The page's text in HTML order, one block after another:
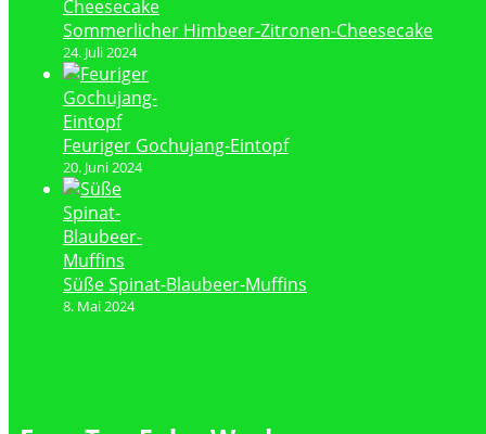
Sommerlicher Himbeer-Zitronen-Cheesecake
24. Juli 2024
Feuriger Gochujang-Eintopf
20. Juni 2024
Süße Spinat-Blaubeer-Muffins
8. Mai 2024